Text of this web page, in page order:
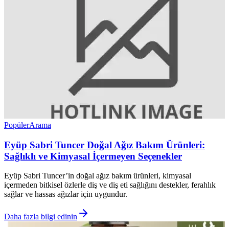
PopülerArama
Eyüp Sabri Tuncer Doğal Ağız Bakım Ürünleri:
Sağlıklı ve Kimyasal İçermeyen Seçenekler
Eyüp Sabri Tuncer’in doğal ağız bakım ürünleri, kimyasal
içermeden bitkisel özlerle diş ve diş eti sağlığını destekler, ferahlık
sağlar ve hassas ağızlar için uygundur.
Daha fazla bilgi edinin